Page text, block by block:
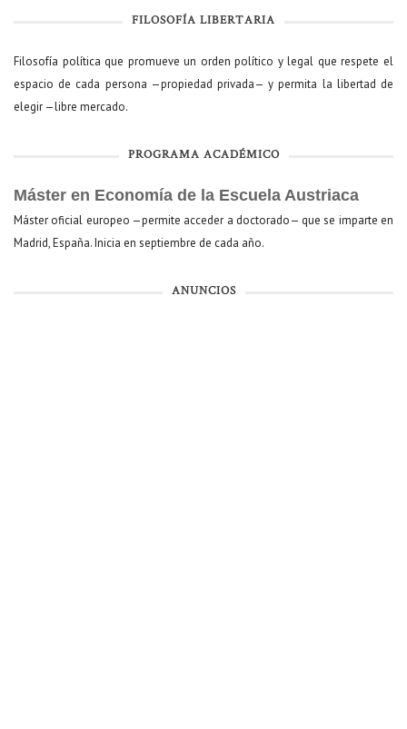
FILOSOFÍA LIBERTARIA
Filosofía política que promueve un orden político y legal que respete el
espacio de cada persona —propiedad privada— y permita la libertad de
elegir —libre mercado.
PROGRAMA ACADÉMICO
Máster en Economía de la Escuela Austriaca
Máster oficial europeo —permite acceder a doctorado— que se imparte en
Madrid, España. Inicia en septiembre de cada año.
ANUNCIOS